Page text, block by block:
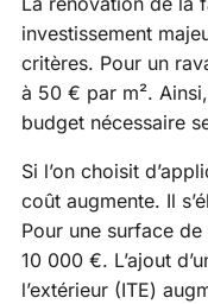
investissement
critères. Pour un
à 50 € par m².
budget nécessaire
Si l’on choisit
coût augmente. Il
Pour une surface
10 000 €. L’ajout
l’extérieur (ITE)